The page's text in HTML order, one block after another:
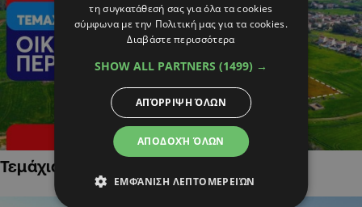
Τεμάχια Γης σε Οικιστικές Περιοχές
τη συγκατάθεσή σας για όλα τα cookies
σύμφωνα με την Πολιτική μας για τα cookies.
Διαβάστε περισσότερα
SHOW ALL PARTNERS (1499) →
ΑΠΟΔΟΧΉ ΌΛΩΝ
ΑΠΌΡΡΙΨΗ ΌΛΩΝ
ΕΜΦΆΝΙΣΗ ΛΕΠΤΟΜΕΡΕΙΏΝ